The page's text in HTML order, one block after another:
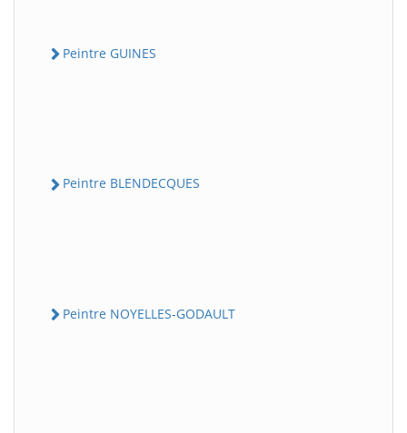
Peintre GUINES
Peintre BLENDECQUES
Peintre NOYELLES-GODAULT